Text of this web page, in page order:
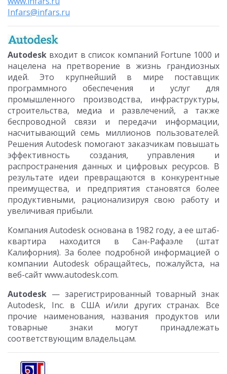
Infars@infars.ru
Autodesk входит в список компаний Fortune 1000 и
нацелена на претворение в жизнь грандиозных
идей. Это крупнейший в мире поставщик
программного обеспечения и услуг для
промышленного производства, инфраструктуры,
строительства, медиа и развлечений, а также
беспроводной связи и передачи информации,
насчитывающий семь миллионов пользователей.
Решения Autodesk помогают заказчикам повышать
эффективность создания, управления и
распространения данных и цифровых ресурсов. В
результате идеи превращаются в конкурентные
преимущества, и предприятия становятся более
продуктивными, рационализируя свою работу и
увеличивая прибыли.
Компания Autodesk основана в 1982 году, а ее штаб-
квартира находится в Сан-Рафаэле (штат
Калифорния). За более подробной информацией о
компании Autodesk обращайтесь, пожалуйста, на
веб-сайт www.autodesk.com.
Autodesk — зарегистрированный товарный знак
Autodesk, Inc. в США и/или других странах. Все
прочие наименования, названия продуктов или
товарные знаки могут принадлежать
соответствующим владельцам.